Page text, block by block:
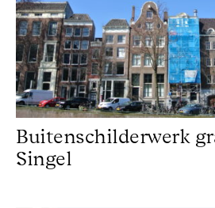
Buitenschilderwerk
Singel